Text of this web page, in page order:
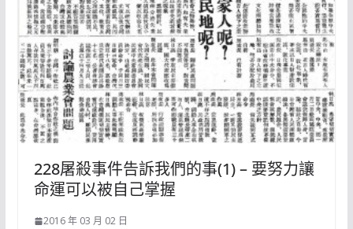
228屠殺事件告訴我們的事(1) – 要努力讓
命運可以被自己掌握
2016 年 03 月 02 日